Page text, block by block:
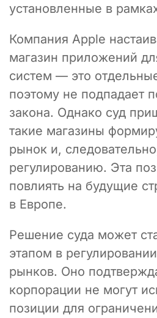
установленные в
Компания Apple
магазин приложений
систем — это
поэтому не подпадает
закона. Однако суд
такие магазины
рынок и,
регулированию. Эта
повлиять на будущие
в Европе.
Решение суда может
этапом в
рынков. Оно
корпорации не могут
позиции для